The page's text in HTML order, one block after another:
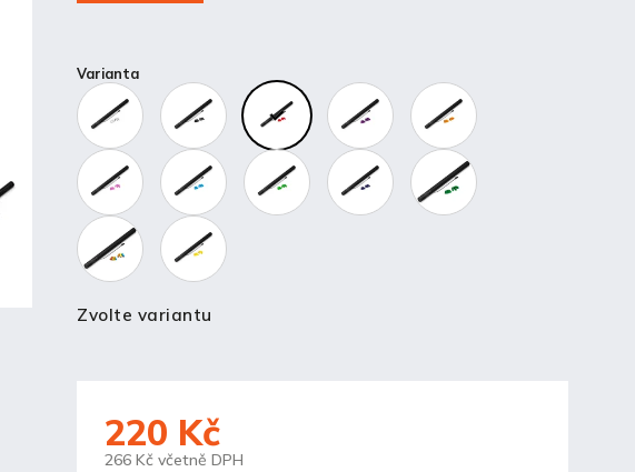
Varianta
Zvolte variantu
220 Kč
266 Kč včetně DPH